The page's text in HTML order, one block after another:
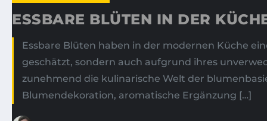
ESSBARE BLÜTEN IN DER
Essbare Blüten haben in der modernen Küche
geschätzt, sondern auch aufgrund ihres
zunehmend die kulinarische Welt der
Blumendekoration, aromatische Ergänzung […]